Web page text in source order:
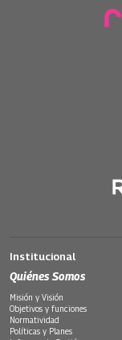
Institucional
Quiénes Somos
Misión y Visión
Objetivos y funciones
Normatividad
Políticas y Planes